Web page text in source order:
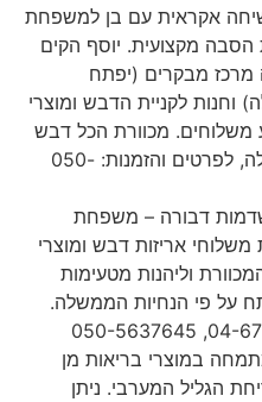
אקראית עם בן למשפחת
מקצועית. יוסף הקים
מבקרים (יפתח
לקניית הדבש ומוצרי
מכוורת הכל דבש
– אזור תעשייה יסוד המעלה, לפרטים והזמנות: 050-
דבורה – משפחת
אריזות דבש ומוצרי
וליהנות מטעימות
פי הנחיות הממשלה.
במוצרי בריאות מן
הגליל המערבי. ניתן